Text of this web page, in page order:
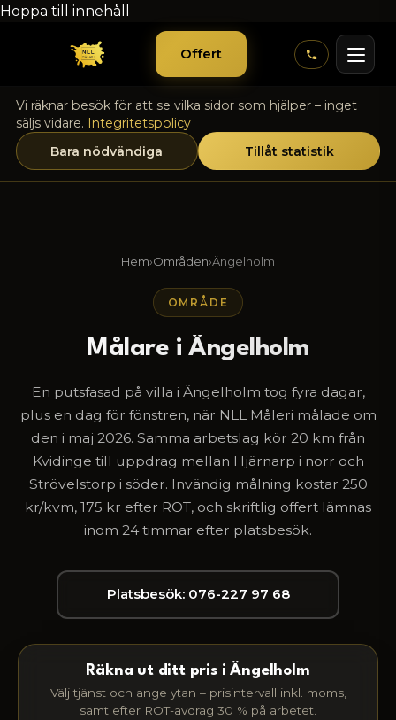
Hoppa till innehåll
Offert
Vi räknar besök för att se vilka sidor som hjälper – inget
säljs vidare. Integritetspolicy
Bara nödvändiga
Tillåt statistik
Hem›Områden›Ängelholm
OMRÅDE
Målare i Ängelholm
En putsfasad på villa i Ängelholm tog fyra dagar,
plus en dag för fönstren, när NLL Måleri målade om
den i maj 2026. Samma arbetslag kör 20 km från
Kvidinge till uppdrag mellan Hjärnarp i norr och
Strövelstorp i söder. Invändig målning kostar 250
kr/kvm, 175 kr efter ROT, och skriftlig offert lämnas
inom 24 timmar efter platsbesök.
Platsbesök: 076-227 97 68
Räkna ut ditt pris i Ängelholm
Välj tjänst och ange ytan – prisintervall inkl. moms,
samt efter ROT-avdrag 30 % på arbetet.